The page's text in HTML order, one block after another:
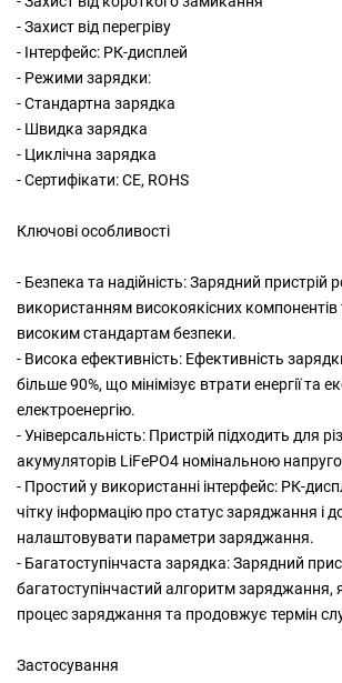
- Захист від перегріву
- Інтерфейс: РК-дисплей
- Режими зарядки:
- Стандартна зарядка
- Швидка зарядка
- Циклічна зарядка
- Сертифікати: CE, ROHS
Ключові особливості
- Безпека та надійність: Зарядний пристрій
використанням високоякісних компонентів
високим стандартам безпеки.
- Висока ефективність: Ефективність
більше 90%, що мінімізує втрати енергії та
електроенергію.
- Універсальність: Пристрій підходить для
акумуляторів LiFePO4 номінальною
- Простий у використанні інтерфейс: РК-
чітку інформацію про статус заряджання і
налаштовувати параметри заряджання.
- Багатоступінчаста зарядка: Зарядний
багатоступінчастий алгоритм заряджання,
процес заряджання та продовжує термін
Застосування